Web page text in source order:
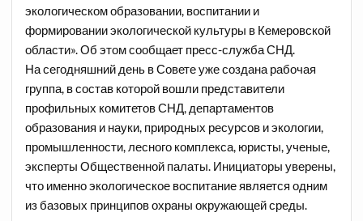
экологическом образовании, воспитании и
формировании экологической культуры в Кемеровской
области». Об этом сообщает пресс-служба СНД.
На сегодняшний день в Совете уже создана рабочая
группа, в состав которой вошли представители
профильных комитетов СНД, департаментов
образования и науки, природных ресурсов и экологии,
промышленности, лесного комплекса, юристы, ученые,
эксперты Общественной палаты. Инициаторы уверены,
что именно экологическое воспитание является одним
из базовых принципов охраны окружающей среды.